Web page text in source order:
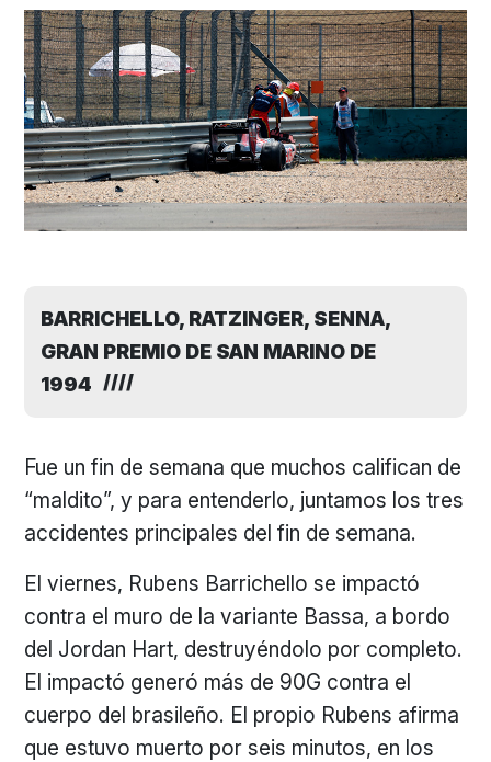
BARRICHELLO, RATZINGER, SENNA,
GRAN PREMIO DE SAN MARINO DE
1994
Fue un fin de semana que muchos califican de
“maldito”, y para entenderlo, juntamos los tres
accidentes principales del fin de semana.
El viernes, Rubens Barrichello se impactó
contra el muro de la variante Bassa, a bordo
del Jordan Hart, destruyéndolo por completo.
El impactó generó más de 90G contra el
cuerpo del brasileño. El propio Rubens afirma
que estuvo muerto por seis minutos, en los